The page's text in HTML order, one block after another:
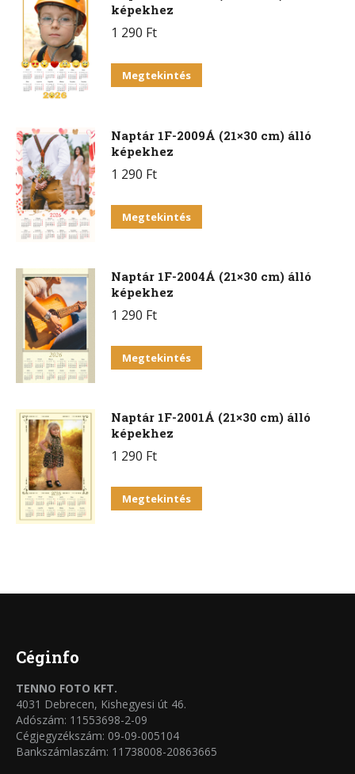
képekhez
1 290 Ft
Megtekintés
Naptár 1F-2009Á (21×30 cm) álló
képekhez
1 290 Ft
Megtekintés
Naptár 1F-2004Á (21×30 cm) álló
képekhez
1 290 Ft
Megtekintés
Naptár 1F-2001Á (21×30 cm) álló
képekhez
1 290 Ft
Megtekintés
Céginfo
TENNO FOTO KFT.
4031 Debrecen, Kishegyesi út 46.
Adószám: 11553698-2-09
Cégjegyzékszám: 09-09-005104
Bankszámlaszám: 11738008-20863665